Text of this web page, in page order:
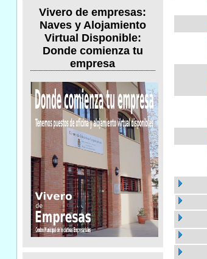
Vivero de empresas:
Naves y Alojamiento
Virtual Disponible:
Donde comienza tu
empresa